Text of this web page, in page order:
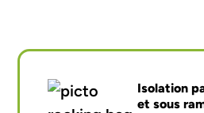
Isolation
et sous